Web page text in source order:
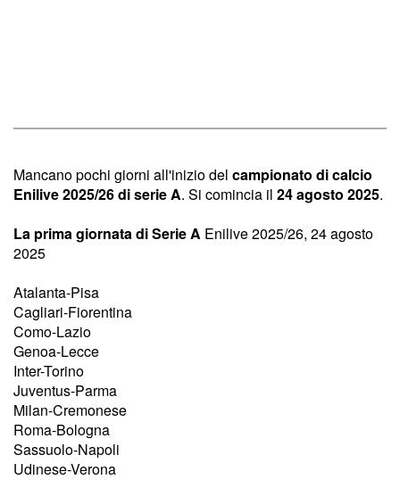
Mancano pochi giorni all'inizio del campionato di calcio
Enilive 2025/26 di serie A. Si comincia il 24 agosto 2025.
La prima giornata di Serie A Enilive 2025/26, 24 agosto
2025
Atalanta-Pisa
Cagliari-Fiorentina
Como-Lazio
Genoa-Lecce
Inter-Torino
Juventus-Parma
Milan-Cremonese
Roma-Bologna
Sassuolo-Napoli
Udinese-Verona